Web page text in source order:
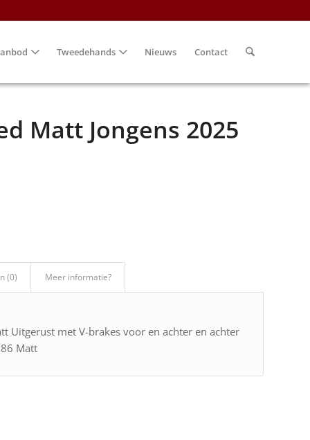
Tweedehands Nieuws Contact
Matt Jongens 2025
(0) Meer informatie?
Uitgerust met V-brakes voor en achter en achter
Matt